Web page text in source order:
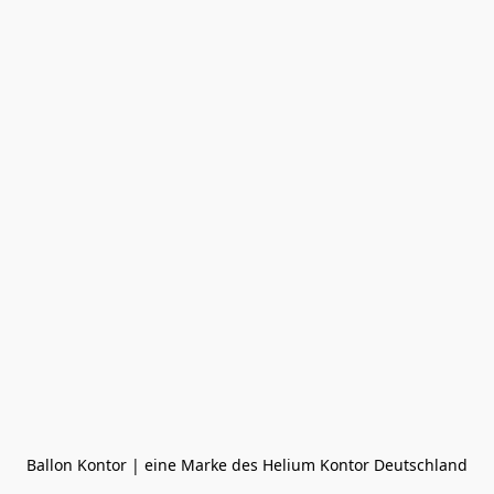
Ballon Kontor | eine Marke des Helium Kontor Deutschland